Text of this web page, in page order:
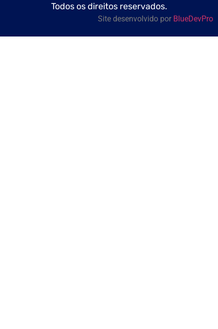
Todos os direitos reservados.
Site desenvolvido por BlueDevPro